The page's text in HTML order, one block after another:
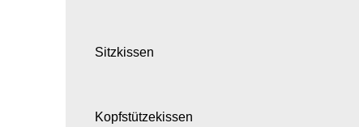
Sitzkissen
Kopfstützekissen